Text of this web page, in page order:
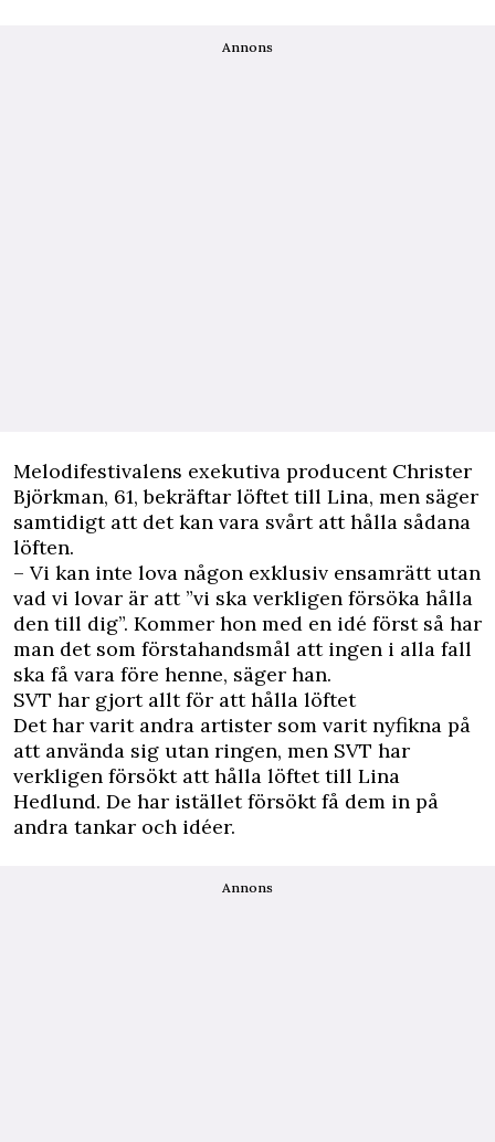
Annons
Melodifestivalens exekutiva producent Christer
Björkman, 61, bekräftar löftet till Lina, men säger
samtidigt att det kan vara svårt att hålla sådana
löften.
– Vi kan inte lova någon exklusiv ensamrätt utan
vad vi lovar är att ”vi ska verkligen försöka hålla
den till dig”. Kommer hon med en idé först så har
man det som förstahandsmål att ingen i alla fall
ska få vara före henne, säger han.
SVT har gjort allt för att hålla löftet
Det har varit andra artister som varit nyfikna på
att använda sig utan ringen, men SVT har
verkligen försökt att hålla löftet till Lina
Hedlund. De har istället försökt få dem in på
andra tankar och idéer.
Annons